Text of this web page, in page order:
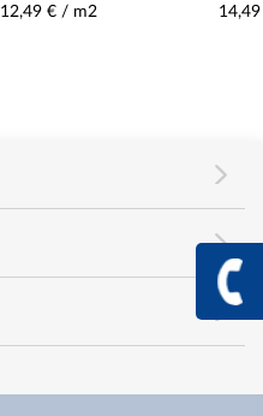
12,49 € / m2
+370 617
Info linija I - V 9:00 -